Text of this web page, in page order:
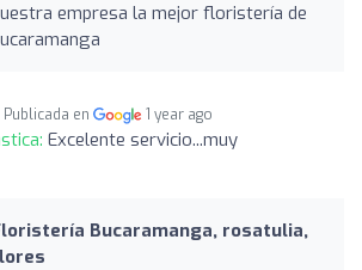
empresa la mejor floristería de
Publicada en 1 year ago
Excelente servicio...muy
Bucaramanga, rosatulia,